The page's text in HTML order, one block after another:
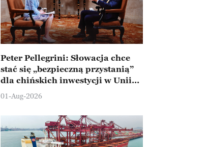
Peter Pellegrini: Słowacja chce
stać się „bezpieczną przystanią”
dla chińskich inwestycji w Unii
Europejskiej
01-Aug-2026